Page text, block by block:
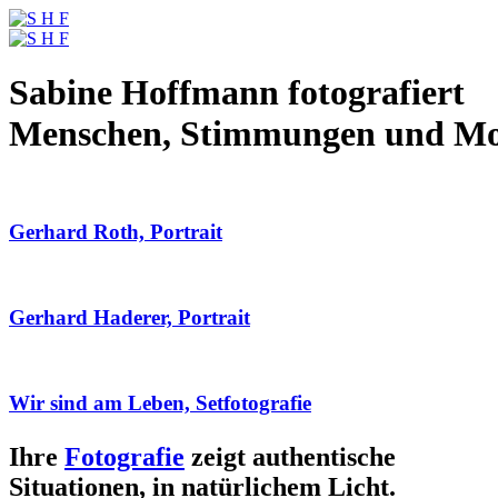
Sabine Hoffmann fotografiert
Menschen, Stimmungen und
Gerhard Roth, Portrait
Gerhard Haderer, Portrait
Wir sind am Leben, Setfotografie
Ihre Fotografie zeigt authentische
Situationen, in natürlichem Licht.